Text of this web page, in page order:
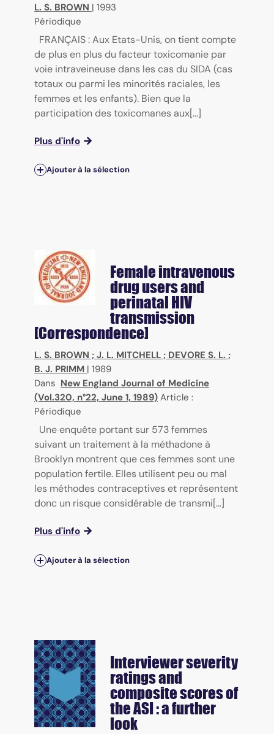
L. S. BROWN | 1993
Périodique
FRANÇAIS : Aux Etats-Unis, on tient compte
de plus en plus du facteur toxicomanie par
voie intraveineuse dans les cas du SIDA (cas
totaux ou parmi les minorités raciales, les
femmes et les enfants). Bien que la
participation des toxicomanes aux[...]
Plus d'info
Ajouter à la sélection
Female intravenous
drug users and
perinatal HIV
transmission
[Correspondence]
L. S. BROWN ; J. L. MITCHELL ; DEVORE S. L. ;
B. J. PRIMM | 1989
Dans New England Journal of Medicine
(Vol.320, n°22, June 1, 1989) Article :
Périodique
Une enquête portant sur 573 femmes
suivant un traitement à la méthadone à
Brooklyn montrent que ces femmes sont une
population fertile. Elles utilisent peu ou mal
les méthodes contraceptives et représentent
donc un risque considérable de transmi[...]
Plus d'info
Ajouter à la sélection
Interviewer severity
ratings and
composite scores of
the ASI : a further
look